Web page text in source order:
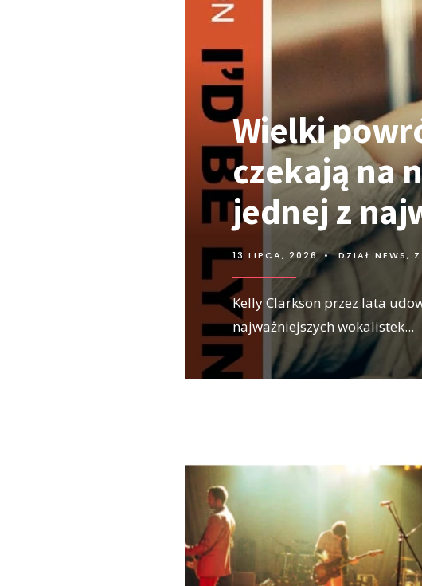
Wielki
czekają na
jednej z
13 LIPCA, 2026 • DZIAŁ NEWS,
Kelly Clarkson przez lata
najważniejszych wokalistek...